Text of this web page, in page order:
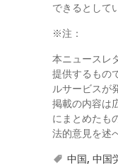
できるとして
※注：
本ニュースレ
提供するもの
ルサービスが
掲載の内容は
にまとめたも
法的意見を述
中国, 中国